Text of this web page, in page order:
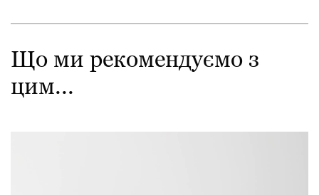
Що ми рекомендуємо з
цим...